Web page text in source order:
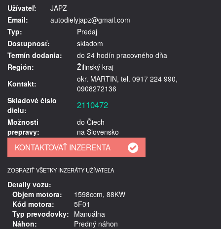
Užívateľ:
JAPZ
Email:
autodielyjapz@gmail.com
Typ:
Predaj
Dostupnosť:
skladom
Termín dodania:
do 24 hodín pracovného dňa
Región:
Žilinský kraj
Kontakt:
okr. MARTIN, tel. 0917 224 990,
0908272136
Skladové číslo
dielu:
2110472
Možnosti
prepravy:
do Čiech
na Slovensko
ZOBRAZIŤ VŠETKY INZERÁTY UŽÍVATEĽA
Detaily vozu:
Objem motora:
1598ccm, 88KW
Kód motora:
5F01
Typ prevodovky: Manuálna
Náhon:
Predný náhon